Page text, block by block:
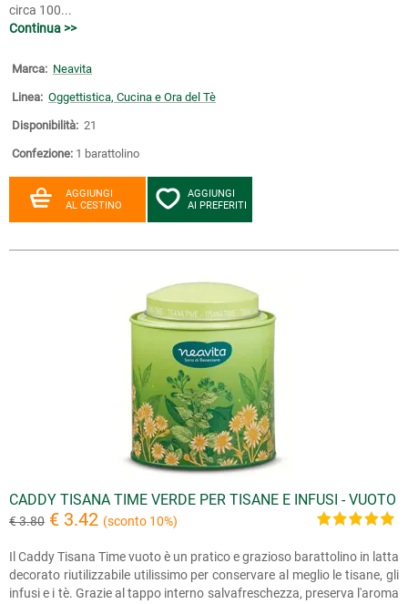
circa 100...
Continua >>
Marca: Neavita
Linea: Oggettistica, Cucina e Ora del Tè
Disponibilità: 21
Confezione: 1 barattolino
AGGIUNGI
AL CESTINO
AGGIUNGI
AI PREFERITI
CADDY TISANA TIME VERDE PER TISANE E INFUSI - VUOTO
€ 3.80 € 3.42 (sconto 10%)
Il Caddy Tisana Time vuoto è un pratico e grazioso barattolino in latta
decorato riutilizzabile utilissimo per conservare al meglio le tisane, gli
infusi e i tè. Grazie al tappo interno salvafreschezza, preserva l'aroma